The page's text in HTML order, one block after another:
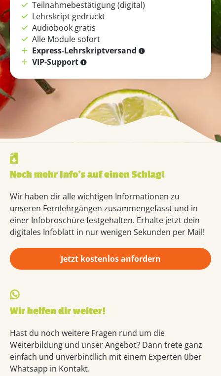
Teilnahmebestätigung (digital)
Lehrskript gedruckt
Audiobook gratis
Alle Module sofort
Express‑Lehrskriptversand
VIP-Support
Noch mehr Info’s auf einen Schlag!
Wir haben dir alle wichtigen Informationen zu
unseren Fernlehrgängen zusammengefasst und in
einer Infobroschüre festgehalten. Erhalte jetzt dein
digitales Infoblatt in nur wenigen Sekunden per Mail!
Jetzt kostenlos anfordern
Wir helfen dir weiter!
Hast du noch weitere Fragen rund um die
Weiterbildung und unser Angebot? Dann trete ganz
einfach und unverbindlich mit einem Experten über
Whatsapp in Kontakt.